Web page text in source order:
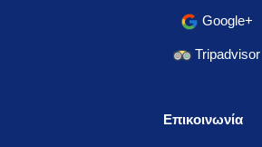
Google+
Tripadvisor
Επικοινωνία